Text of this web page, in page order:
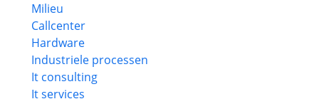
Milieu
Callcenter
Hardware
Industriele processen
It consulting
It services